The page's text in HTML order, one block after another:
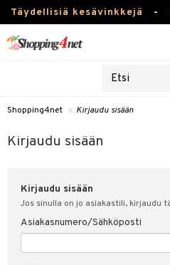
Täydellisiä kesävinkkejä -
Piilolinssit
Luontaistuotteet
Fitness
Koti & Sisustus
Lelut, Lapsi & Vauva
Shopping4net » Kirjaudu sisään
Kirjaudu sisään
Kirjaudu sisään
Jos sinulla on jo asiakastili, kirjaudu
Asiakasnumero/Sähköposti
sisään
& vastauksia